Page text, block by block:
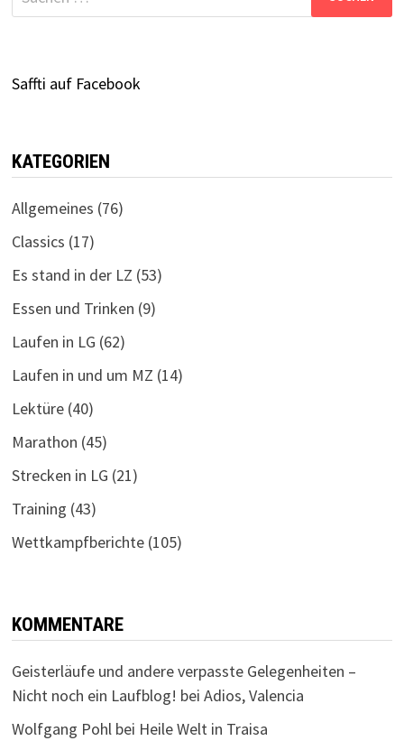
nach:
Saffti auf Facebook
KATEGORIEN
Allgemeines (76)
Classics (17)
Es stand in der LZ (53)
Essen und Trinken (9)
Laufen in LG (62)
Laufen in und um MZ (14)
Lektüre(40)
Marathon (45)
Strecken in LG (21)
Training (43)
Wettkampfberichte(105)
KOMMENTARE
Geisterläufe und andere verpasste Gelegenheiten –
Nicht noch ein Laufblog! bei Adios, Valencia
Wolfgang Pohlbei Heile Welt in Traisa